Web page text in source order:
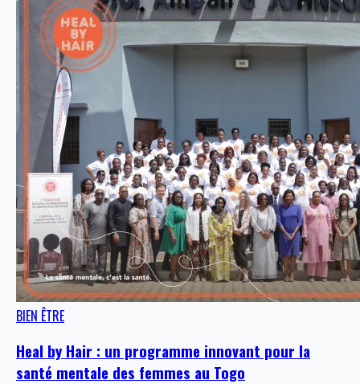
BIEN ÊTRE
Heal by Hair : un programme innovant pour la
santé mentale des femmes au Togo